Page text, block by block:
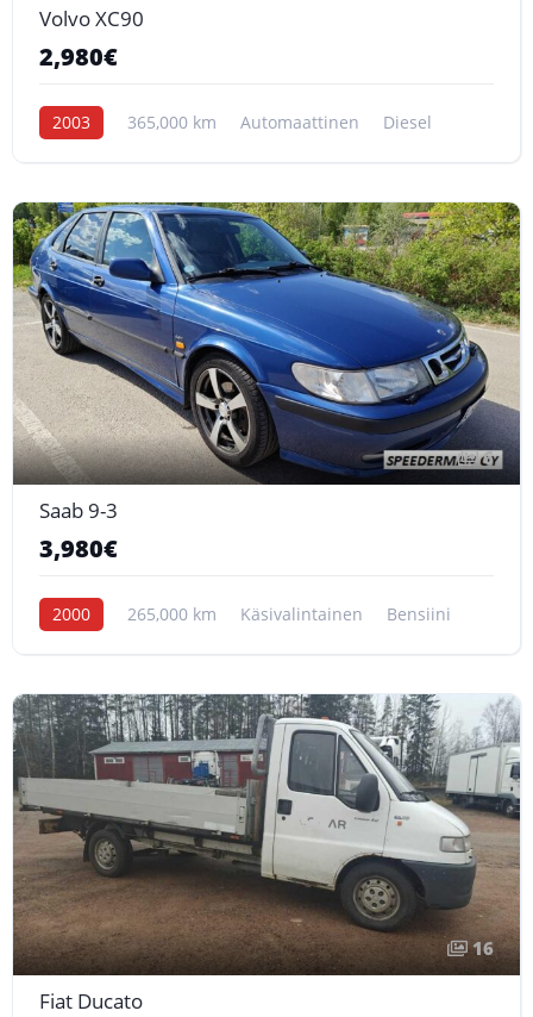
Volvo XC90
2,980€
2003 365,000 km Automaattinen Diesel
6
Saab 9-3
3,980€
2000 265,000 km Käsivalintainen Bensiini
16
Fiat Ducato